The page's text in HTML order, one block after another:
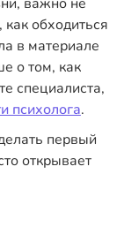
обходиться
в материале
о том, как
специалиста,
психолога.
первый
открывает